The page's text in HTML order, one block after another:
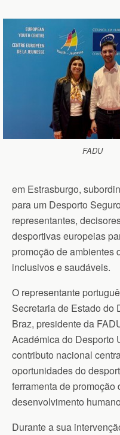
FADU
em Estrasburgo,
para um Desporto
representantes,
desportivas europeias
promoção de ambientes
inclusivos e saudáveis.
O representante
Secretaria de Estado do
Braz, presidente da
Académica do Desporto
contributo nacional
oportunidades do
ferramenta de
desenvolvimento
Durante a sua